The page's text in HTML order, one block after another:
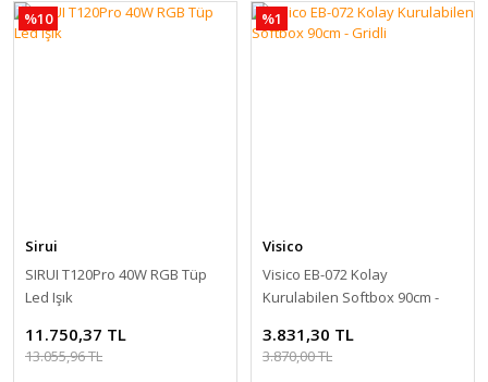
%10
Sirui
SIRUI T120Pro 40W RGB Tüp
Led Işık
11.750,37 TL
13.055,96 TL
%1
Visico
Visico EB-072 Kolay
Kurulabilen Softbox 90cm -
3.831,30 TL
3.870,00 TL